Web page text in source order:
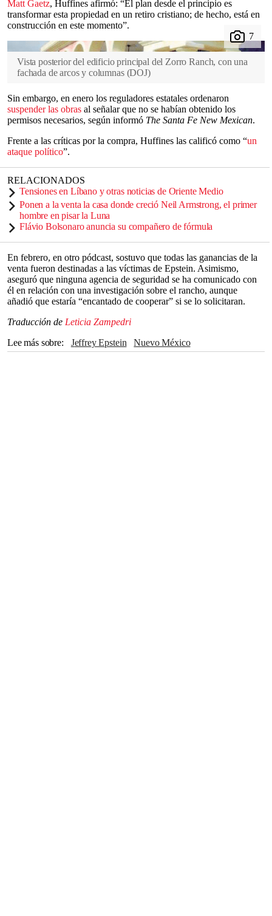
Matt Gaetz, Huffines afirmó: “El plan desde el principio es
transformar esta propiedad en un retiro cristiano; de hecho, está en
construcción en este momento”.
Vista posterior del edificio principal del Zorro Ranch, con una
fachada de arcos y columnas (DOJ)
Sin embargo, en enero los reguladores estatales ordenaron
suspender las obras al señalar que no se habían obtenido los
permisos necesarios, según informó The Santa Fe New Mexican.
Frente a las críticas por la compra, Huffines las calificó como “un
ataque político”.
RELACIONADOS
Tensiones en Líbano y otras noticias de Oriente Medio
Ponen a la venta la casa donde creció Neil Armstrong, el primer
hombre en pisar la Luna
Flávio Bolsonaro anuncia su compañero de fórmula
En febrero, en otro pódcast, sostuvo que todas las ganancias de la
venta fueron destinadas a las víctimas de Epstein. Asimismo,
aseguró que ninguna agencia de seguridad se ha comunicado con
él en relación con una investigación sobre el rancho, aunque
añadió que estaría “encantado de cooperar” si se lo solicitaran.
Traducción de Leticia Zampedri
Lee más sobre
Jeffrey Epstein
Nuevo México